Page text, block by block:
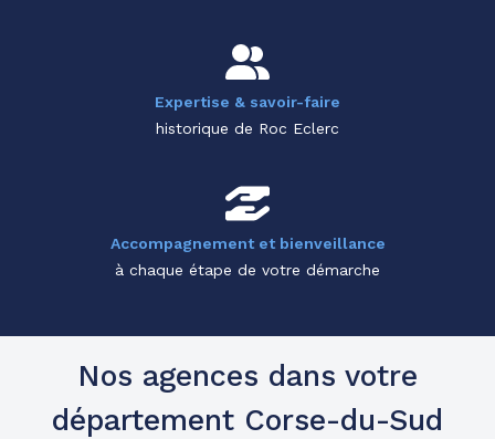
Expertise & savoir-faire
historique de Roc Eclerc
Accompagnement et bienveillance
à chaque étape de votre démarche
Nos agences dans votre
département Corse-du-Sud